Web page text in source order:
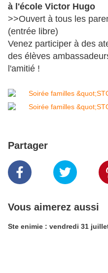
à l'école Victor Hugo
>>Ouvert à tous les
(entrée libre)
Venez participer à des
des élèves
l'amitié !
Partager
Vous aimerez aussi
Ste enimie : vendredi 31